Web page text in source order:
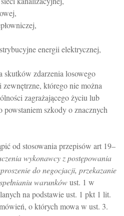
energii elektrycznej,
skutków zdarzenia losowego
którego nie można
zagrażającego życiu lub
szkody o znacznych
od stosowania przepisów art 19–
wykonawcy z postępowania
do negocjacji, przekazanie
warunkówust. 1 w
na podstawie ust. 1 pkt 1 lit.
o których mowa w ust. 3.